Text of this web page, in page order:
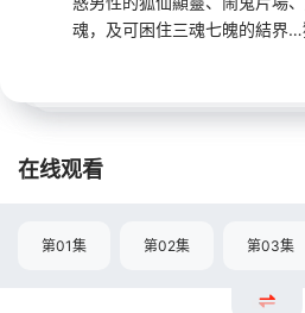
魂，及可困住三魂七魄的結界…
在线观看
第01集 第02集 第03集